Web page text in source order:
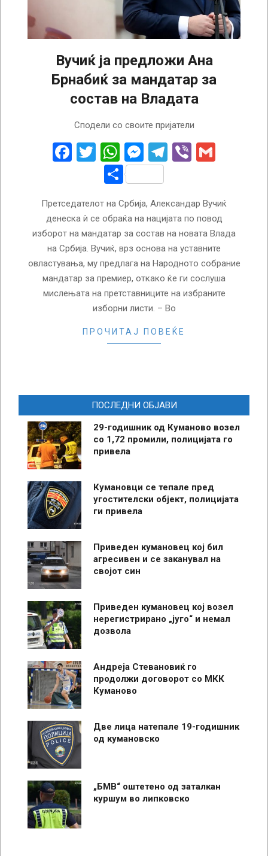
Вучиќ ја предложи Ана
Брнабиќ за мандатар за
состав на Владата
Сподели со своите пријатели
Facebook
Twitter
WhatsApp
Messenger
Telegram
Viber
Share
Претседателот на Србија, Александар Вучиќ
денеска ѝ се обраќа на нацијата по повод
изборот на мандатар за состав на новата Влада
на Србија. Вучиќ, врз основа на уставните
овластувања, му предлага на Народното собрание
мандатар за премиер, откако ќе ги сослуша
мислењата на претставниците на избраните
изборни листи. – Во
ПРОЧИТАЈ ПОВЕЌЕ
ПОСЛЕДНИ ОБЈАВИ
29-годишник од Куманово возел
со 1,72 промили, полицијата го
привела
Кумановци се тепале пред
угостителски објект, полицијата
ги привела
Приведен кумановец кој бил
агресивен и се заканувал на
својот син
Приведен кумановец кој возел
нерегистрирано „југо“ и немал
дозвола
Андреја Стевановиќ го
продолжи договорот со МКК
Куманово
Две лица натепале 19-годишник
од кумановско
„БМВ“ оштетено од заталкан
куршум во липковско